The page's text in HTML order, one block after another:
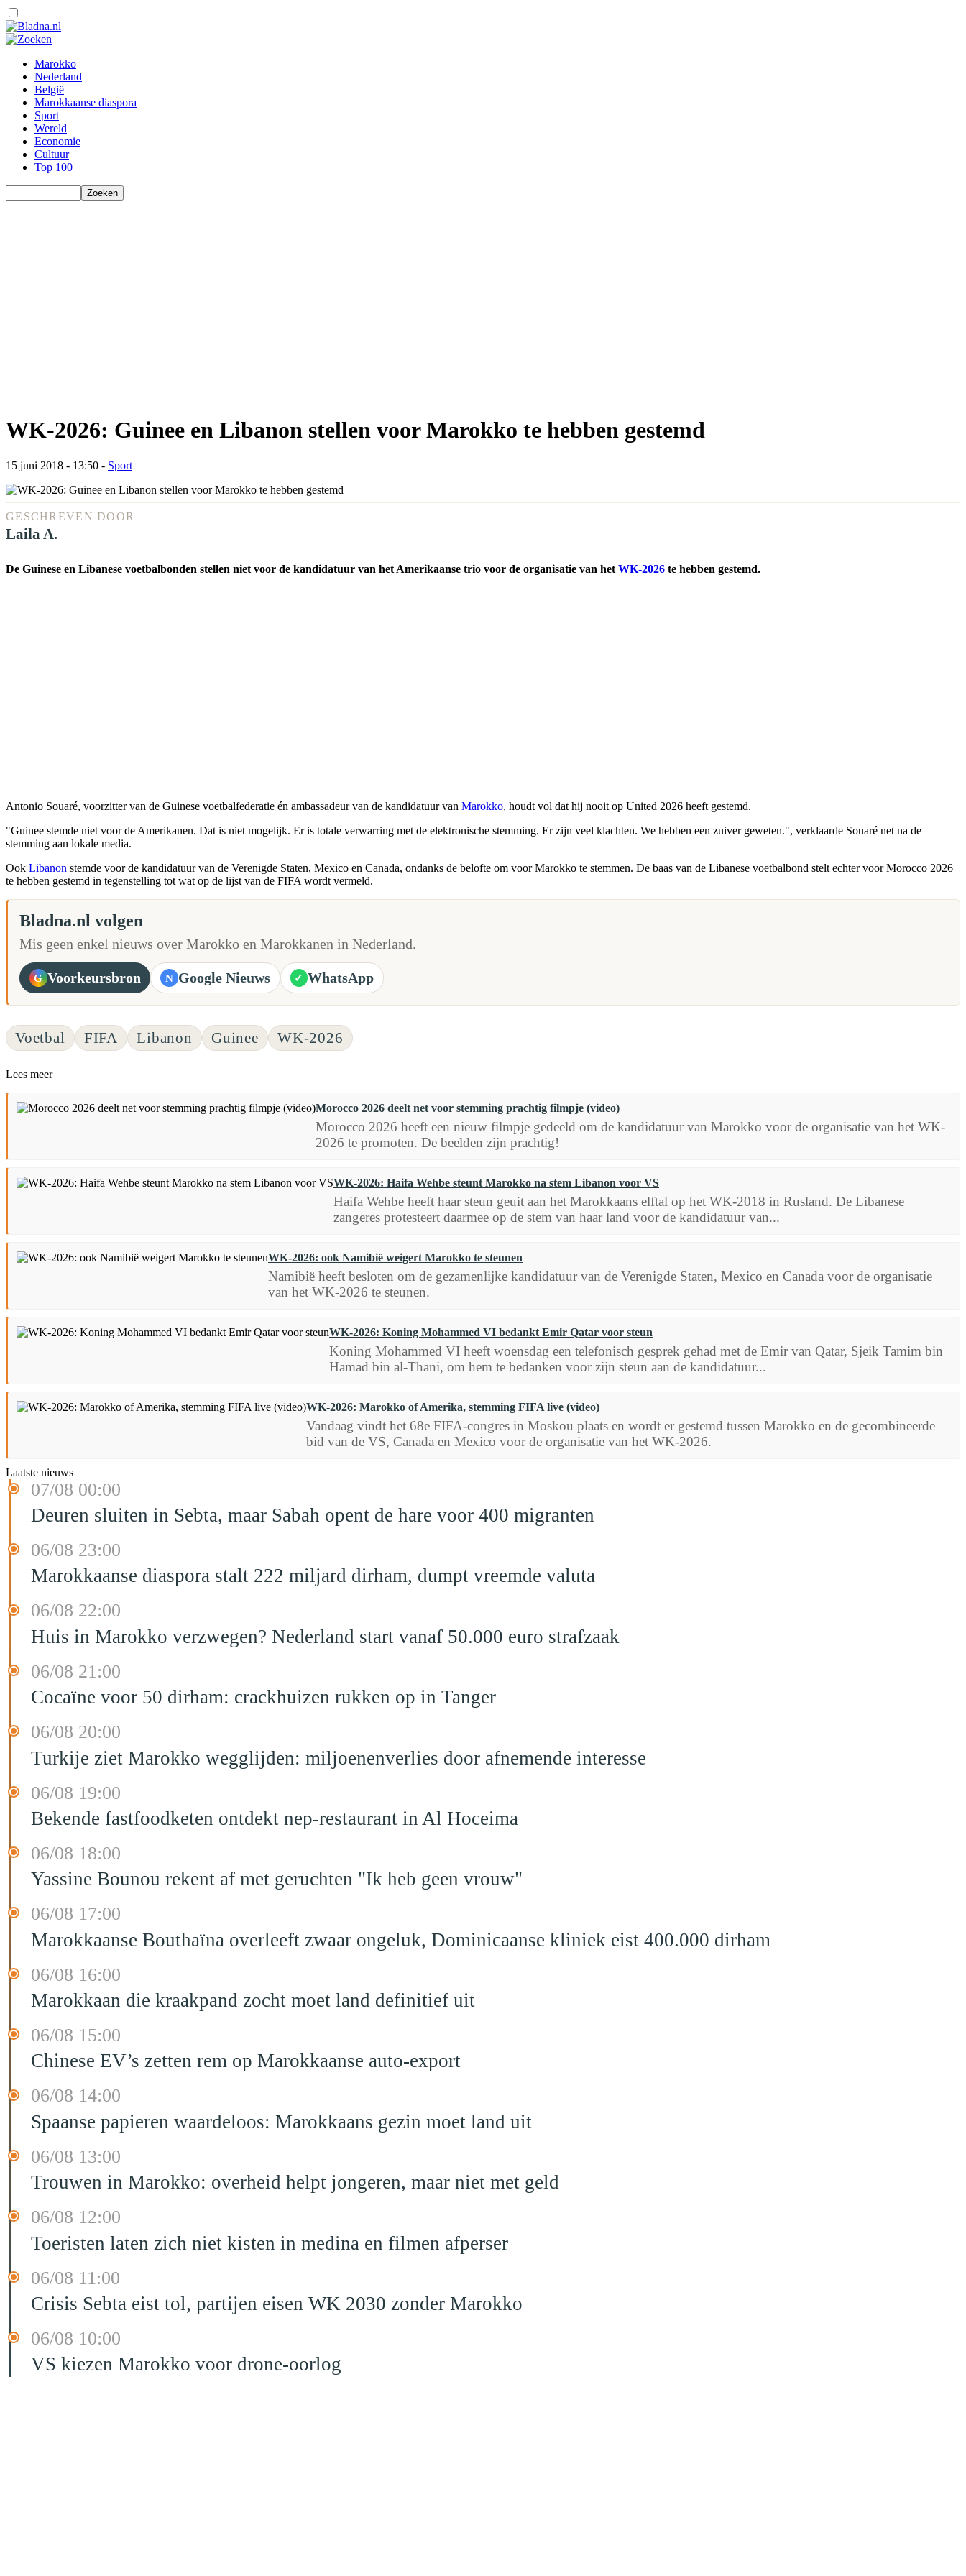
Marokko
Nederland
België
Marokkaanse diaspora
Sport
Wereld
Economie
Cultuur
Top 100
WK-2026: Guinee en Libanon stellen voor Marokko te hebben gestemd
15 juni 2018 - 13:50 - Sport
GESCHREVEN DOOR
Laila A.
De Guinese en Libanese voetbalbonden stellen niet voor de kandidatuur van het Amerikaanse trio voor de organisatie van het WK-2026 te hebben gestemd.
Antonio Souaré, voorzitter van de Guinese voetbalfederatie én ambassadeur van de kandidatuur van Marokko, houdt vol dat hij nooit op United 2026 heeft gestemd.
"Guinee stemde niet voor de Amerikanen. Dat is niet mogelijk. Er is totale verwarring met de elektronische stemming. Er zijn veel klachten. We hebben een zuiver geweten.", verklaarde Souaré net na de
stemming aan lokale media.
Ook Libanon stemde voor de kandidatuur van de Verenigde Staten, Mexico en Canada, ondanks de belofte om voor Marokko te stemmen. De baas van de Libanese voetbalbond stelt echter voor Morocco 2026
te hebben gestemd in tegenstelling tot wat op de lijst van de FIFA wordt vermeld.
Bladna.nl volgen
Mis geen enkel nieuws over Marokko en Marokkanen in Nederland.
G Voorkeursbron N Google Nieuws ✓ WhatsApp
Voetbal FIFA Libanon Guinee WK-2026
Lees meer
Morocco 2026 deelt net voor stemming prachtig filmpje (video)
Morocco 2026 heeft een nieuw filmpje gedeeld om de kandidatuur van Marokko voor de organisatie van het WK-
2026 te promoten. De beelden zijn prachtig!
WK-2026: Haifa Wehbe steunt Marokko na stem Libanon voor VS
Haifa Wehbe heeft haar steun geuit aan het Marokkaans elftal op het WK-2018 in Rusland. De Libanese
zangeres protesteert daarmee op de stem van haar land voor de kandidatuur van...
WK-2026: ook Namibië weigert Marokko te steunen
Namibië heeft besloten om de gezamenlijke kandidatuur van de Verenigde Staten, Mexico en Canada voor de organisatie
van het WK-2026 te steunen.
WK-2026: Koning Mohammed VI bedankt Emir Qatar voor steun
Koning Mohammed VI heeft woensdag een telefonisch gesprek gehad met de Emir van Qatar, Sjeik Tamim bin
Hamad bin al-Thani, om hem te bedanken voor zijn steun aan de kandidatuur...
WK-2026: Marokko of Amerika, stemming FIFA live (video)
Vandaag vindt het 68e FIFA-congres in Moskou plaats en wordt er gestemd tussen Marokko en de gecombineerde
bid van de VS, Canada en Mexico voor de organisatie van het WK-2026.
Laatste nieuws
07/08 00:00
Deuren sluiten in Sebta, maar Sabah opent de hare voor 400 migranten
06/08 23:00
Marokkaanse diaspora stalt 222 miljard dirham, dumpt vreemde valuta
06/08 22:00
Huis in Marokko verzwegen? Nederland start vanaf 50.000 euro strafzaak
06/08 21:00
Cocaïne voor 50 dirham: crackhuizen rukken op in Tanger
06/08 20:00
Turkije ziet Marokko wegglijden: miljoenenverlies door afnemende interesse
06/08 19:00
Bekende fastfoodketen ontdekt nep-restaurant in Al Hoceima
06/08 18:00
Yassine Bounou rekent af met geruchten "Ik heb geen vrouw"
06/08 17:00
Marokkaanse Bouthaïna overleeft zwaar ongeluk, Dominicaanse kliniek eist 400.000 dirham
06/08 16:00
Marokkaan die kraakpand zocht moet land definitief uit
06/08 15:00
Chinese EV’s zetten rem op Marokkaanse auto-export
06/08 14:00
Spaanse papieren waardeloos: Marokkaans gezin moet land uit
06/08 13:00
Trouwen in Marokko: overheid helpt jongeren, maar niet met geld
06/08 12:00
Toeristen laten zich niet kisten in medina en filmen afperser
06/08 11:00
Crisis Sebta eist tol, partijen eisen WK 2030 zonder Marokko
06/08 10:00
VS kiezen Marokko voor drone-oorlog